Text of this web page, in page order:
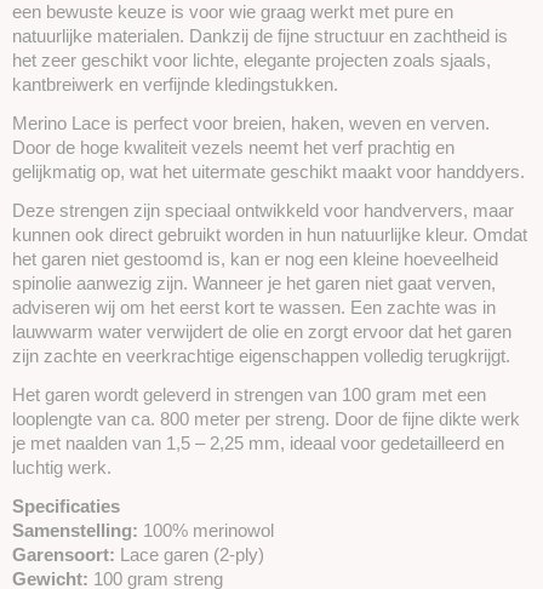
een bewuste keuze is voor wie graag werkt met pure en
natuurlijke materialen. Dankzij de fijne structuur en zachtheid is
het zeer geschikt voor lichte, elegante projecten zoals sjaals,
kantbreiwerk en verfijnde kledingstukken.
Merino Lace is perfect voor breien, haken, weven en verven.
Door de hoge kwaliteit vezels neemt het verf prachtig en
gelijkmatig op, wat het uitermate geschikt maakt voor handdyers.
Deze strengen zijn speciaal ontwikkeld voor handververs, maar
kunnen ook direct gebruikt worden in hun natuurlijke kleur. Omdat
het garen niet gestoomd is, kan er nog een kleine hoeveelheid
spinolie aanwezig zijn. Wanneer je het garen niet gaat verven,
adviseren wij om het eerst kort te wassen. Een zachte was in
lauwwarm water verwijdert de olie en zorgt ervoor dat het garen
zijn zachte en veerkrachtige eigenschappen volledig terugkrijgt.
Het garen wordt geleverd in strengen van 100 gram met een
looplengte van ca. 800 meter per streng. Door de fijne dikte werk
je met naalden van 1,5 – 2,25 mm, ideaal voor gedetailleerd en
luchtig werk.
Specificaties
Samenstelling: 100% merinowol
Garensoort: Lace garen (2-ply)
Gewicht: 100 gram streng